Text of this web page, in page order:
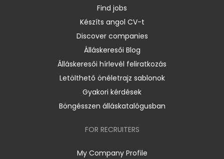
Find jobs
Készíts angol CV-t
Discover companies
Álláskeresői Blog
Álláskeresői hírlevél feliratkozás
Letölthető önéletrajz sablonok
Gyakori kérdések
Böngésszen álláskatalógusban
FOR RECRUITERS
My Company Profile